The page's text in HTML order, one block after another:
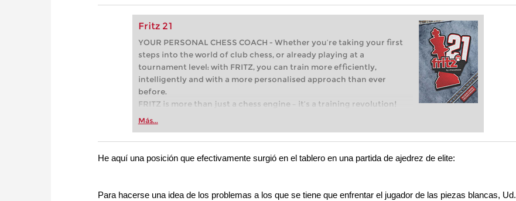
Fritz 21
YOUR PERSONAL CHESS COACH - Whether you’re taking your first
steps into the world of club chess, or already playing at a
tournament level: with FRITZ, you can train more efficiently,
intelligently and with a more personalised approach than ever
before.
FRITZ is more than just a chess engine – it’s a training revolution!
Whether you’re taking your first steps into the world of club chess,
more efficiently, intelligently and with a more personalised
approach than ever before.
Más...
He aquí una posición que efectivamente surgió en el tablero en una partida de ajedrez de elite:
Para hacerse una idea de los problemas a los que se tiene que enfrentar el jugador de las piezas blancas, Ud.